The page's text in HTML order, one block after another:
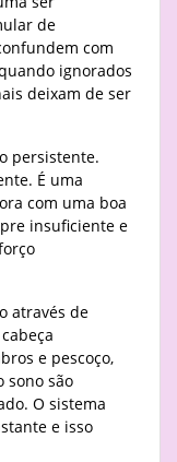
de
com
ignorados
deixam de ser
persistente.
É uma
com uma boa
insuficiente e
através de
e pescoço,
sono são
O sistema
e isso